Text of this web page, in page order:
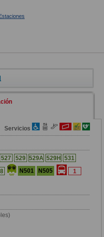
Servicios
527 529 529A 529H
531
N501 N505
1